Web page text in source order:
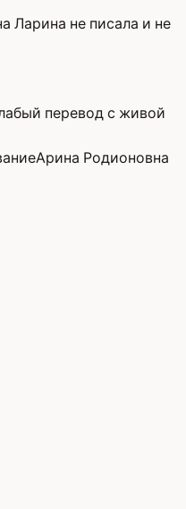
Ларина не писала и не
перевод с живой
Арина Родионовна